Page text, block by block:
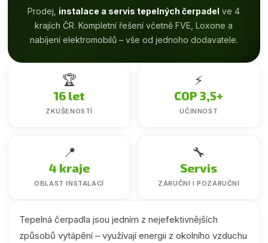
Prodej, instalace a servis tepelných čerpadel ve 4
krajích ČR. Kompletní řešení včetně FVE, Loxone a
nabíjení elektromobilů – vše od jednoho dodavatele.
🏆
16 let
ZKUŠENOSTÍ
⚡
COP 3,5+
ÚČINNOST
📍
4 kraje
OBLAST INSTALACÍ
🔧
Servis
ZÁRUČNÍ I POZÁRUČNÍ
Tepelná čerpadla jsou jedním z nejefektivnějších
způsobů vytápění – využívají energii z okolního vzduchu